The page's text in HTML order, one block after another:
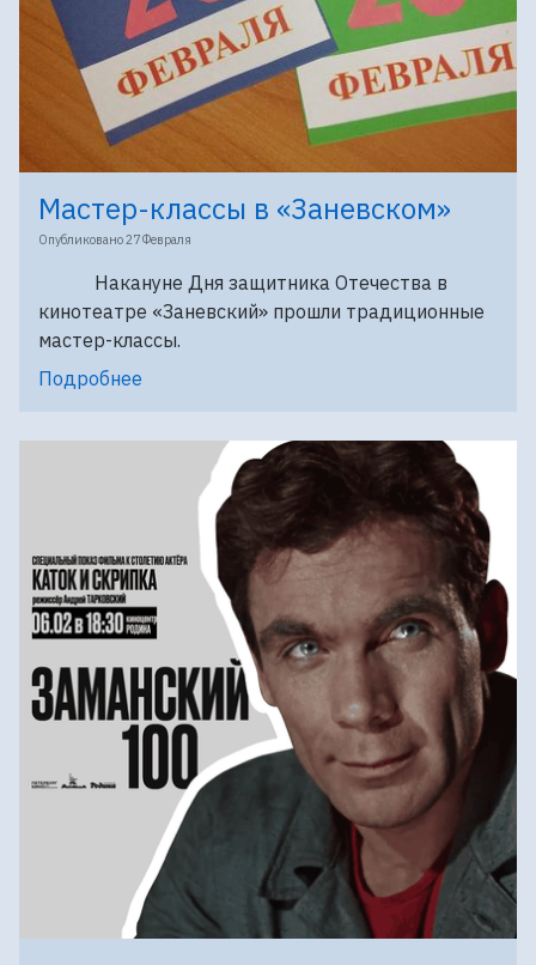
Мастер-классы в «Заневском»
Опубликовано27 Февраля
Накануне Дня защитника Отечества в
кинотеатре «Заневский» прошли традиционные
мастер-классы.
Подробнее